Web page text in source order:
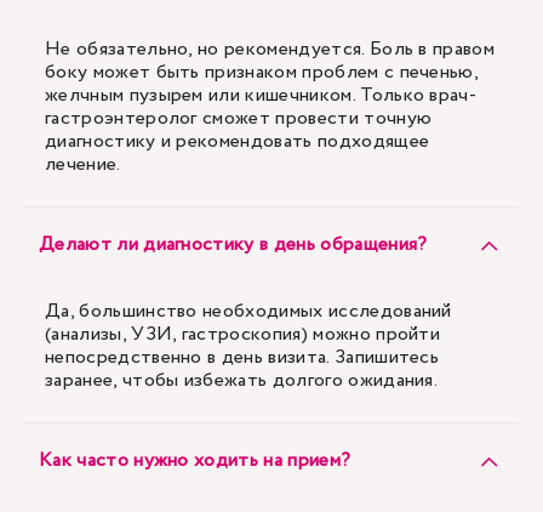
Не обязательно, но рекомендуется. Боль в правом
боку может быть признаком проблем с печенью,
желчным пузырем или кишечником. Только врач-
гастроэнтеролог сможет провести точную
диагностику и рекомендовать подходящее
лечение.
Делают ли диагностику в день обращения?
Да, большинство необходимых исследований
(анализы, УЗИ, гастроскопия) можно пройти
непосредственно в день визита. Запишитесь
заранее, чтобы избежать долгого ожидания.
Как часто нужно ходить на прием?